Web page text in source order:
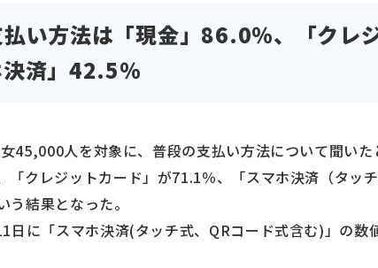
い方法は「現金」86.0％、「クレ
決済」42.5％
45,000人を対象に、普段の支払い方法について聞い
「クレジットカード」が71.1％、「スマホ決済（タッ
結果となった。
日に「スマホ決済(タッチ式、QRコード式含む)」の